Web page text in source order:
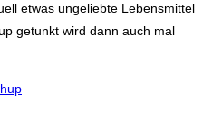
etwas ungeliebte Lebensmittel
getunkt wird dann auch mal